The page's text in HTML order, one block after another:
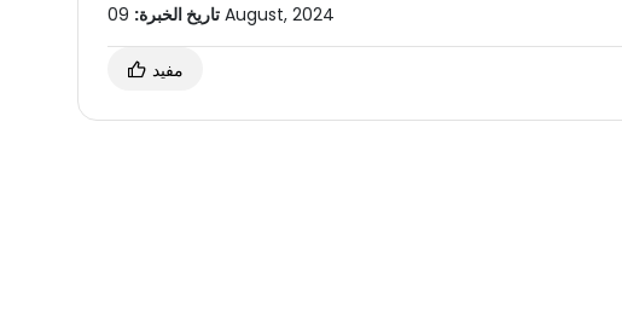
تاريخ الخبرة: 09 August, 2024
مفيد